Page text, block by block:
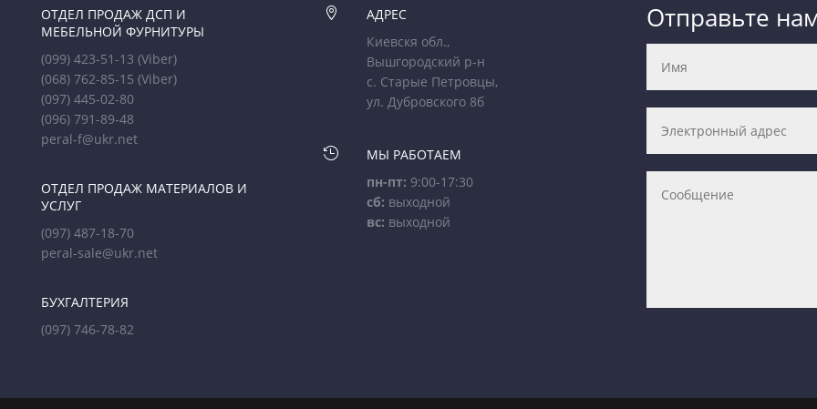
ОТДЕЛ ПРОДАЖ ДСП И
МЕБЕЛЬНОЙ ФУРНИТУРЫ
(099) 423-51-13(Viber)
(068) 762-85-15(Viber)
(097) 445-02-80
(096) 791-89-48
peral-f@ukr.net
ОТДЕЛ ПРОДАЖ МАТЕРИАЛОВ И
УСЛУГ
(097) 487-18-70
peral-sale@ukr.net
БУХГАЛТЕРИЯ
(097) 746-78-82

АДРЕС
Киевскя обл.,
Вышгородский р-н
с. Старые Петровцы,
ул. Дубровского 8б

МЫ РАБОТАЕМ
пн-пт: 9:00-17:30
сб: выходной
вс: выходной
Отправьте